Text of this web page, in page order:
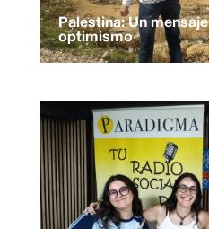
Palestina: Un
optimismo